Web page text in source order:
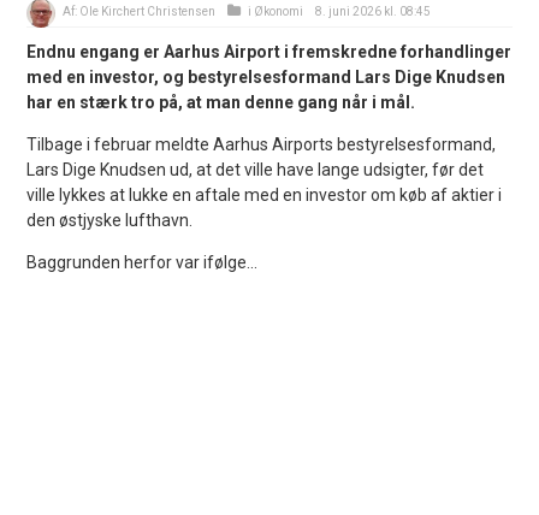
Af: Ole Kirchert Christensen i Økonomi 8. juni 2026 kl. 08:45
Endnu engang er Aarhus Airport i fremskredne forhandlinger
med en investor, og bestyrelsesformand Lars Dige Knudsen
har en stærk tro på, at man denne gang når i mål.
Tilbage i februar meldte Aarhus Airports bestyrelsesformand,
Lars Dige Knudsen ud, at det ville have lange udsigter, før det
ville lykkes at lukke en aftale med en investor om køb af aktier i
den østjyske lufthavn.
Baggrunden herfor var ifølge...